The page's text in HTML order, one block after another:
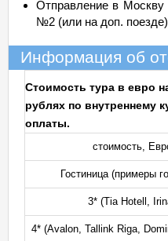
Отправление в Москву
№2 (или на доп.
Информация об
Стоимость тура в евро
рублях по внутреннему
оплаты.
стоимость,
Гостиница (примеры
3* (Tia Hotell,
4* (Avalon, Tallink Riga,